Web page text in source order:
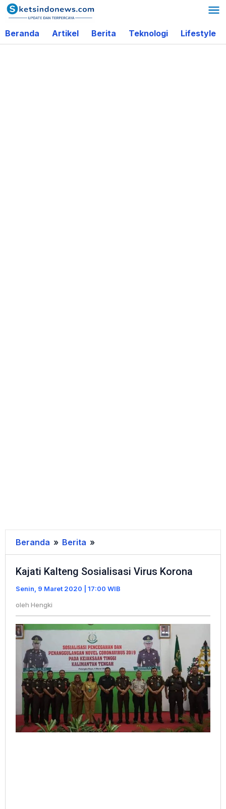
Lewati
ke
konten
Beranda Artikel Berita Teknologi Lifestyle
Beranda » Berita »
Kalteng
Sosialisasi
Virus
Kajati Kalteng Sosialisasi Virus Korona
Senin, 9 Maret 2020 | 17:00 WIB
oleh Hengki